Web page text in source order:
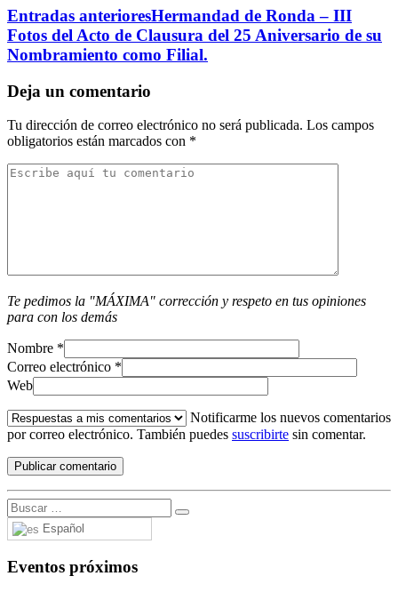
Entradas anterioresHermandad de Ronda – III
Fotos del Acto de Clausura del 25 Aniversario de su
Nombramiento como Filial.
Deja un comentario
Tu dirección de correo electrónico no será publicada. Los campos
obligatorios están marcados con *
Te pedimos la "MÁXIMA" corrección y respeto en tus opiniones
para con los demás
Nombre *
Correo electrónico *
Web
Notificarme los nuevos comentarios
por correo electrónico. También puedes suscribirte sin comentar.
Español
Eventos próximos